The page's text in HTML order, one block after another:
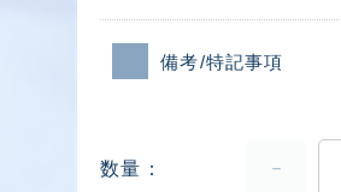
備考/特記事項
数量